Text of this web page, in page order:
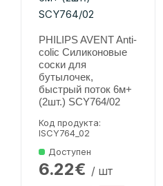
PHILIPS AVENT Anti-
colic Силиконовые
соски для
бутылочек,
быстрый поток 6м+
(2шт.) SCY764/02
Код продукта:
lSCY764_02
Доступен
6.22€ / шт